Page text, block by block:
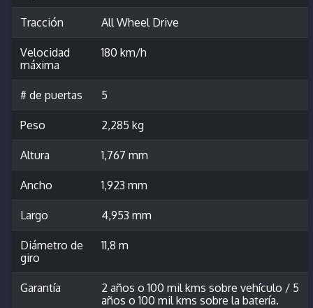
Tracción All Wheel Drive
Velocidad
máxima
180 km/h
# de puertas 5
Peso 2,285 kg
Altura 1,767 mm
Ancho 1,923 mm
Largo 4,953 mm
Diámetro de
giro
11,8 m
Garantía
2 años o 100 mil kms sobre vehículo / 5
años o 100 mil kms sobre la batería.